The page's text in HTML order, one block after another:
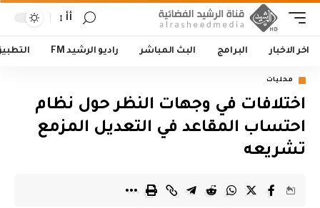
أأ
اخر الاخبار البرامج البث المباشر راديو الرشيد FM
محليات
اختلافات في وجهات النظر حول نظام
احتساب المقاعد في التعديل المزمع
تشريعه